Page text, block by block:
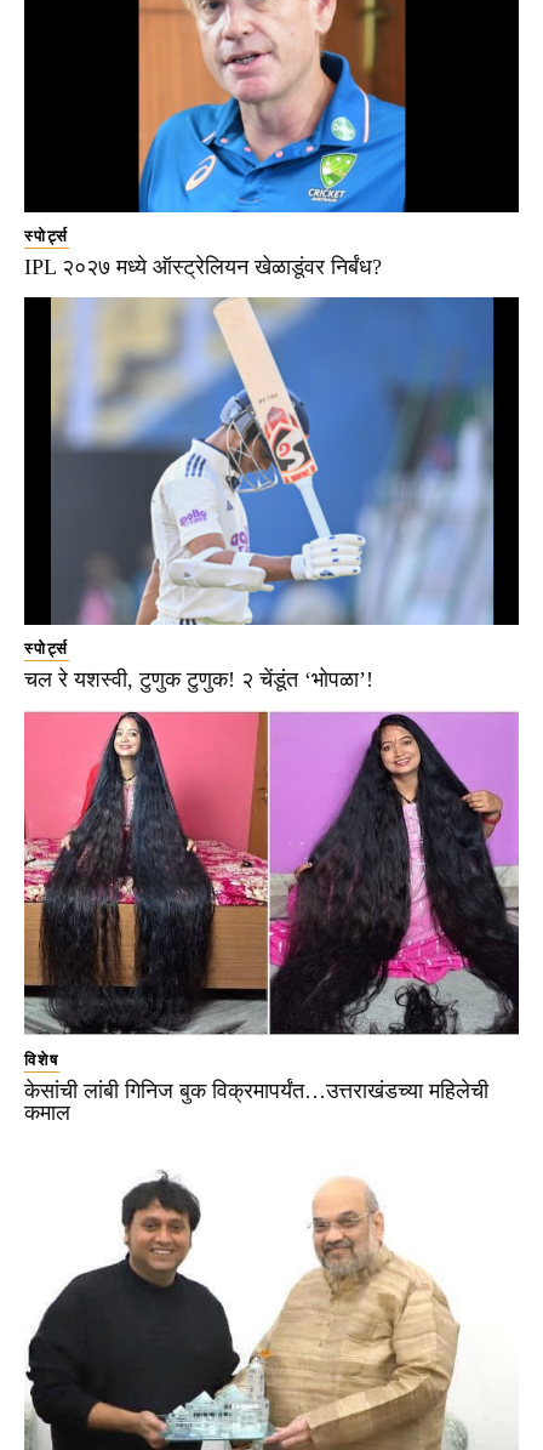
स्पोर्ट्स
IPL २०२७ मध्ये ऑस्ट्रेलियन खेळाडूंवर निर्बंध?
स्पोर्ट्स
चल रे यशस्वी, टुणुक टुणुक! २ चेंडूंत ‘भोपळा’!
विशेष
केसांची लांबी गिनिज बुक विक्रमापर्यंत…उत्तराखंडच्या महिलेची
कमाल